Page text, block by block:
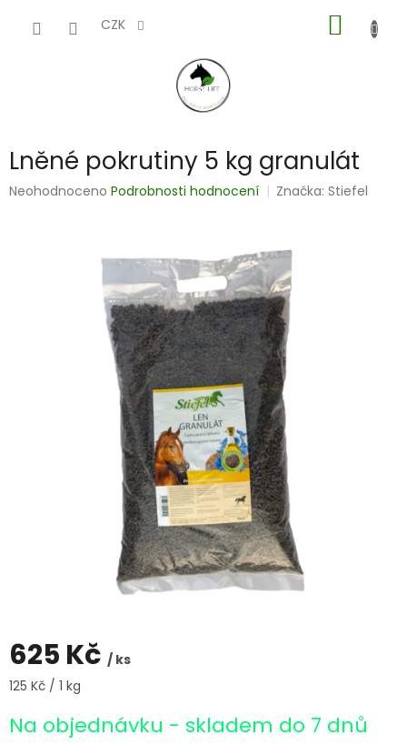
CZK
KOŠÍK
Lněné pokrutiny 5 kg granulát
Průměrné
Neohodnoceno Podrobnosti hodnocení Značka:Stiefel
625 Kč / ks
Měrná
125 Kč / 1 kg
Na objednávku - skladem do 7 dnů